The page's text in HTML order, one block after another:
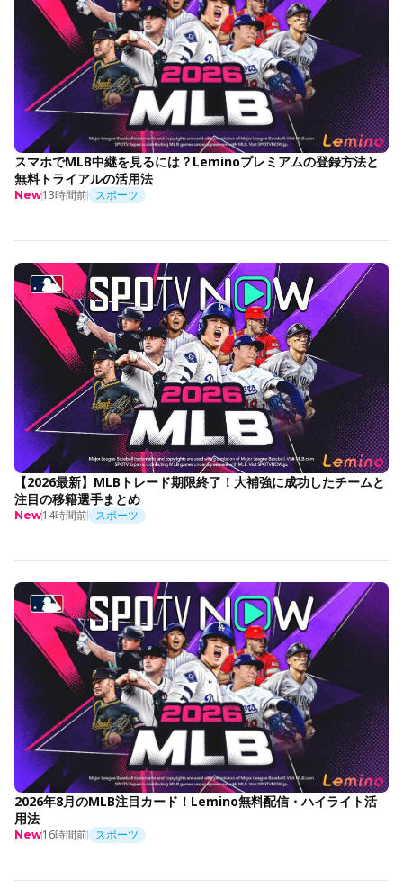
スマホでMLB中継を見るには？Leminoプレミアムの登録方法と
無料トライアルの活用法
New13時間前 スポーツ
【2026最新】MLBトレード期限終了！大補強に成功したチームと
注目の移籍選手まとめ
New14時間前 スポーツ
2026年8月のMLB注目カード！Lemino無料配信・ハイライト活
用法
New16時間前 スポーツ